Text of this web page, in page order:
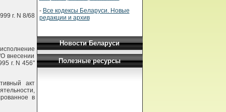
г. N 8/68
внесении
г. N 456"
акт
в
- Все кодексы Беларуси. Новые
редакции и архив
Новости Беларуси
Полезные ресурсы